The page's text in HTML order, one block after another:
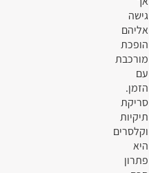
גישה
אליהם
הופכת
מורכבת
עם
הזמן.
סריקת
תיקיות
וקלסרים
היא
פתרון